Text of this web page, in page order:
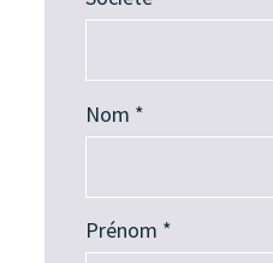
Nom *
Prénom *